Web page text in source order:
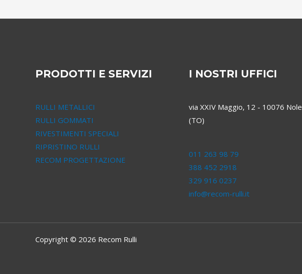
PRODOTTI E SERVIZI
RULLI METALLICI
RULLI GOMMATI
RIVESTIMENTI SPECIALI
RIPRISTINO RULLI
RECOM PROGETTAZIONE
I NOSTRI UFFICI
via XXIV Maggio, 12 - 10076 Nole
(TO)
011 263 98 79
388 452 2918
329 916 0237
info@recom-rulli.it
Copyright © 2026 Recom Rulli